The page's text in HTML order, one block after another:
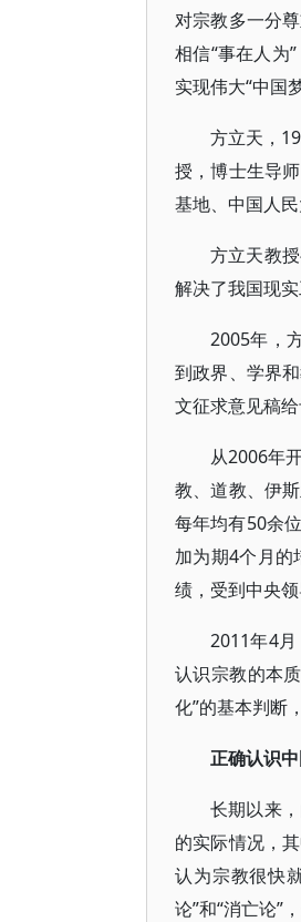
对宗教多一分
相信“事在人为
实现伟大“中国
方立天，
授，博士生导
基地、中国人
方立天教
解决了我国现
2005年，
到政界、学界
文征求意见稿
从2006年
教、道教、伊
每年均有50余
加为期4个月
绩，受到中央领
2011年4
认识宗教的本
化”的基本判断
正确认识
长期以来
的实际情况，
认为宗教很快
论”和“消亡论”